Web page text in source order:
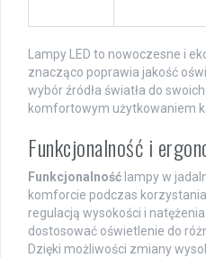
Lampy LED to nowoczesne i
znacząco poprawia jakość
wybór źródła światła do
komfortowym użytkowaniem
Funkcjonalność i
Funkcjonalność lampy w
komforcie podczas
regulacją wysokości i
dostosować oświetlenie do
Dzięki możliwości zmiany